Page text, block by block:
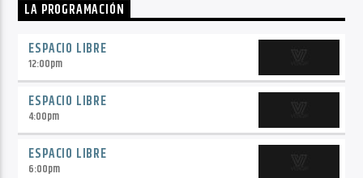
LA PROGRAMACIÓN
ESPACIO LIBRE
12:00pm
ESPACIO LIBRE
4:00pm
ESPACIO LIBRE
6:00pm